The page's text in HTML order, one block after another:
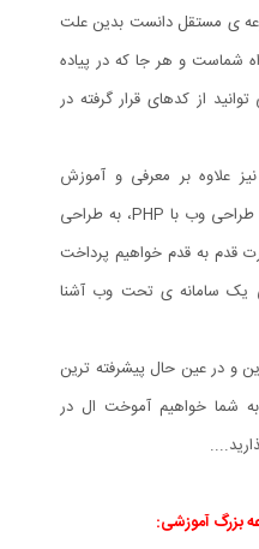
ی مستقل دانست بدین علت
شماست و هر جا که در پیاده
از کدهای قرار گرفته در
علاوه بر معرفی و آموزش
سطوح پیشرفته تر برنامه نویسی و طراحی وب با PHP، به طراحی
قدم به قدم خواهیم پرداخت
یک سامانه ی تحت وب آشنا
و در عین حال پیشرفته ترین
شما خواهیم آموخت ال در
بزرگ آموزشی: